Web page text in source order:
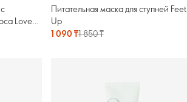
Love
Питательная маска для ступней Feet
Up
1 090 ₸1 850 ₸